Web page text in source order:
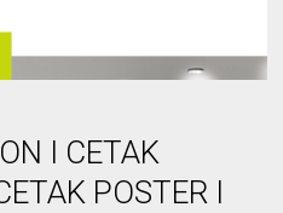
I CETAK
POSTER I